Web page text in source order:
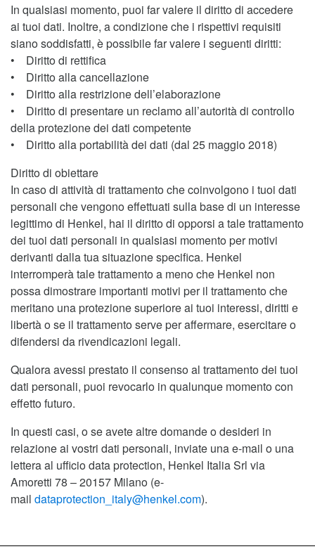
In qualsiasi momento, puoi far valere il diritto di accedere
ai tuoi dati. Inoltre, a condizione che i rispettivi requisiti
siano soddisfatti, è possibile far valere i seguenti diritti:
• Diritto di rettifica
• Diritto alla cancellazione
• Diritto alla restrizione dell’elaborazione
• Diritto di presentare un reclamo all’autorità di controllo
della protezione dei dati competente
• Diritto alla portabilità dei dati (dal 25 maggio 2018)
Diritto di obiettare
In caso di attività di trattamento che coinvolgono i tuoi dati
personali che vengono effettuati sulla base di un interesse
legittimo di Henkel, hai il diritto di opporsi a tale trattamento
dei tuoi dati personali in qualsiasi momento per motivi
derivanti dalla tua situazione specifica. Henkel
interromperà tale trattamento a meno che Henkel non
possa dimostrare importanti motivi per il trattamento che
meritano una protezione superiore ai tuoi interessi, diritti e
libertà o se il trattamento serve per affermare, esercitare o
difendersi da rivendicazioni legali.
Qualora avessi prestato il consenso al trattamento dei tuoi
dati personali, puoi revocarlo in qualunque momento con
effetto futuro.
In questi casi, o se avete altre domande o desideri in
relazione ai vostri dati personali, inviate una e-mail o una
lettera al ufficio data protection, Henkel Italia Srl via
Amoretti 78 – 20157 Milano (e-
mail dataprotection_italy@henkel.com).